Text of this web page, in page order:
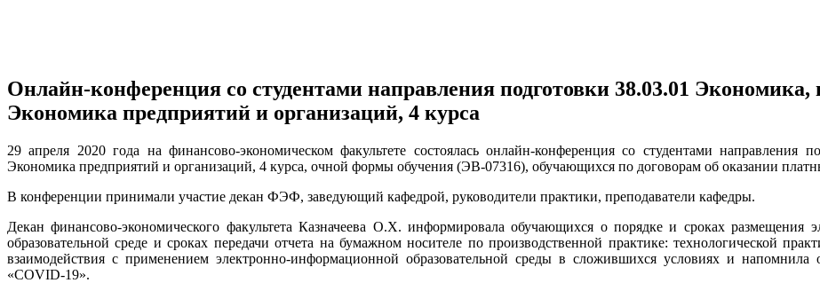
Онлайн-конференция со студентами направления подготовки 38.03.01
Экономика предприятий и организаций, 4 курса
29 апреля 2020 года на финансово-экономическом факультете состоялась онлайн-конференция со студентами направления
Экономика предприятий и организаций, 4 курса, очной формы обучения (ЭВ-07316), обучающихся по договорам об оказании
В конференции принимали участие декан ФЭФ, заведующий кафедрой, руководители практики, преподаватели кафедры.
Декан финансово-экономического факультета Казначеева О.Х. информировала обучающихся о порядке и сроках размещения
образовательной среде и сроках передачи отчета на бумажном носителе по производственной практике: технологической
взаимодействия с применением электронно-информационной образовательной среды в сложившихся условиях и
«COVID-19».